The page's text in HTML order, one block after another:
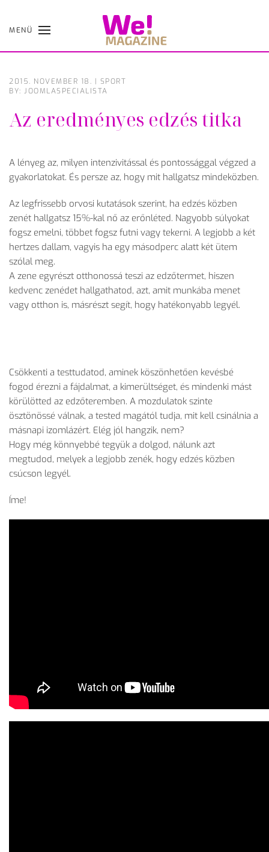
Skip
MENÜ
2015. NOVEMBER 18. | SPORT
BY: JOOMLASPECIALISTA
Az eredményes edzés titka
A lényeg az, milyen intenzivitással és pontossággal végzed a
gyakorlatokat. És persze az, hogy mit hallgatsz mindeközben.
Az legfrissebb orvosi kutatások szerint, ha edzés közben
zenét hallgatsz 15%-kal nő az erőnléted. Nagyobb súlyokat
fogsz emelni, többet fogsz futni vagy tekerni. A legjobb a két
hertzes dallam, vagyis ha egy másodperc alatt két ütem
szólal meg.
A zene egyrészt otthonossá teszi az edzőtermet, hiszen
kedvenc zenédet hallgathatod, azt, amit munkába menet
vagy otthon is, másrészt segít, hogy hatékonyabb legyél.
Csökkenti a testtudatod, aminek köszönhetően kevésbé
fogod érezni a fájdalmat, a kimerültséget, és mindenki mást
körülötted az edzőteremben. A mozdulatok szinte
ösztönössé válnak, a tested magától tudja, mit kell csinálnia a
másnapi izomlázért. Elég jól hangzik, nem?
Hogy még könnyebbé tegyük a dolgod, nálunk azt
megtudod, melyek a legjobb zenék, hogy edzés közben
csúcson legyél.
Íme!